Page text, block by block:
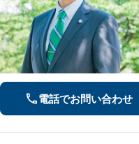
電話でお問い合わせ